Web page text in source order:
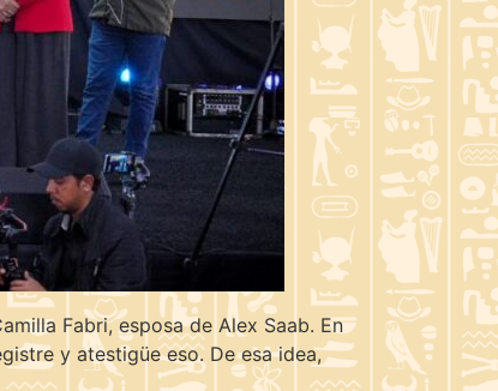
Fabri, esposa de Alex Saab. En
y atestigüe eso. De esa idea,